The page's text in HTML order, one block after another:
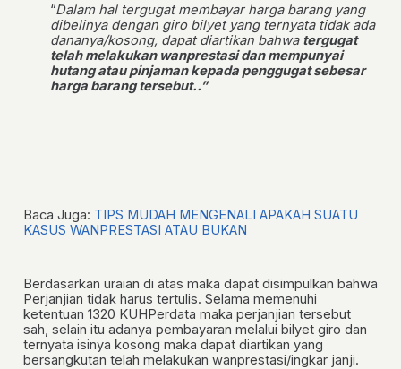
“Dalam hal tergugat membayar harga barang yang
dibelinya dengan giro bilyet yang ternyata tidak ada
dananya/kosong, dapat diartikan bahwa tergugat
telah melakukan wanprestasi dan mempunyai
hutang atau pinjaman kepada penggugat sebesar
harga barang tersebut..”
Baca Juga: TIPS MUDAH MENGENALI APAKAH SUATU
KASUS WANPRESTASI ATAU BUKAN
Berdasarkan uraian di atas maka dapat disimpulkan bahwa
Perjanjian tidak harus tertulis. Selama memenuhi
ketentuan 1320 KUHPerdata maka perjanjian tersebut
sah, selain itu adanya pembayaran melalui bilyet giro dan
ternyata isinya kosong maka dapat diartikan yang
bersangkutan telah melakukan wanprestasi/ingkar janji.